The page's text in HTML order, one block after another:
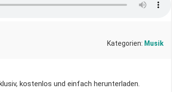
Kategorien: Musik
kostenlos und einfach herunterladen.